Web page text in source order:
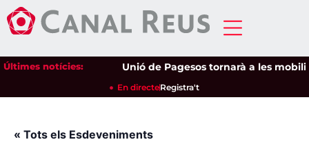
Últimes notícies: Unió de Pagesos tornarà a les
En directeRegistra't
« Tots els Esdeveniments